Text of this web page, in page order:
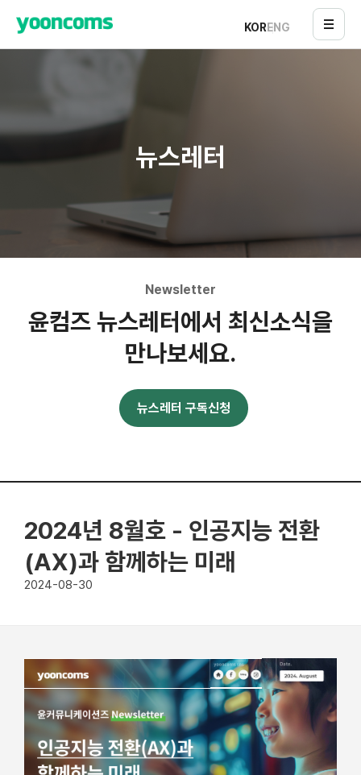
KORENG
뉴스레터
Newsletter
윤컴즈 뉴스레터에서 최신소식을
만나보세요.
뉴스레터 구독신청
2024년 8월호 - 인공지능 전환
(AX)과 함께하는 미래
2024-08-30